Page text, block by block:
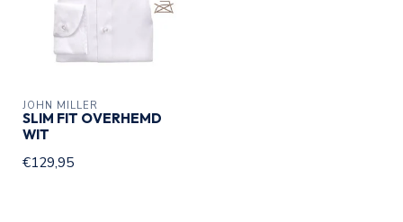
JOHN MILLER
SLIM FIT OVERHEMD
WIT
€129,95